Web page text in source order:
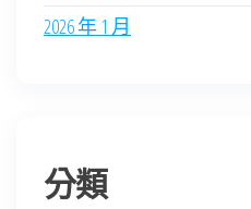
2026 年 1 月
分類